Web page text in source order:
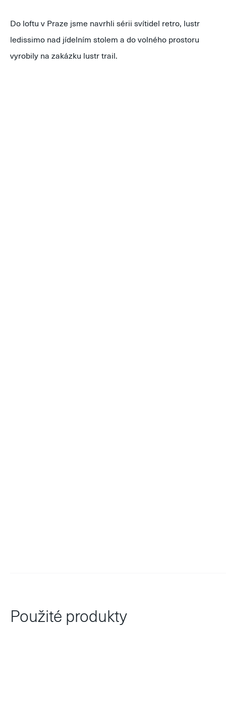
Do loftu v Praze jsme navrhli sérii svítidel retro, lustr
ledissimo nad jídelním stolem a do volného prostoru
vyrobily na zakázku lustr trail.
Použité produkty